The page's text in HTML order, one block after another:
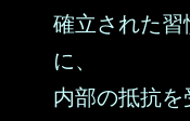
確立された習
に、
内部の抵抗を